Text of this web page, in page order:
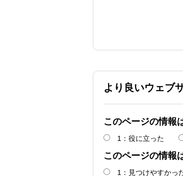
より良いウェブ
このページの情報
1：役に立った
このページの情報
1：見つけやすかっ